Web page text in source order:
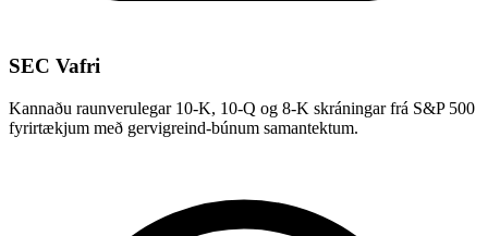
SEC Vafri
Kannaðu raunverulegar 10-K, 10-Q og 8-K skráningar frá S&P 500
fyrirtækjum með gervigreind-búnum samantektum.